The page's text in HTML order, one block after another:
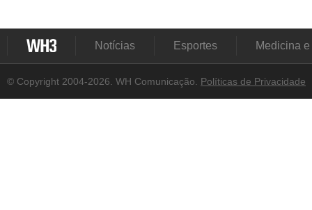
Notícias Esportes Medicina
© Copyright 2004-2026. WH Comunicação. Políticas de Privacidade